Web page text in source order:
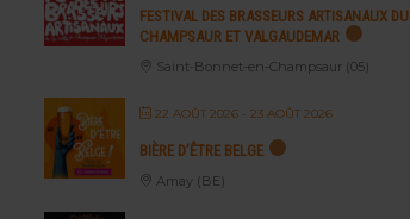
FESTIVAL DES BRASSEURS ARTISANAUX DU
CHAMPSAUR ET VALGAUDEMAR
Saint-Bonnet-en-Champsaur (05)
22 AOÛT 2026 - 23 AOÛT 2026
BIÈRE D’ÊTRE BELGE
Amay (BE)